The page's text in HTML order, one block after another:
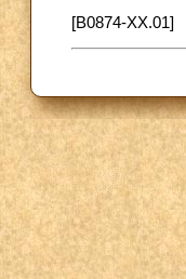
[B0874-XX.01]